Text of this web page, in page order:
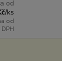
od
/ks
od